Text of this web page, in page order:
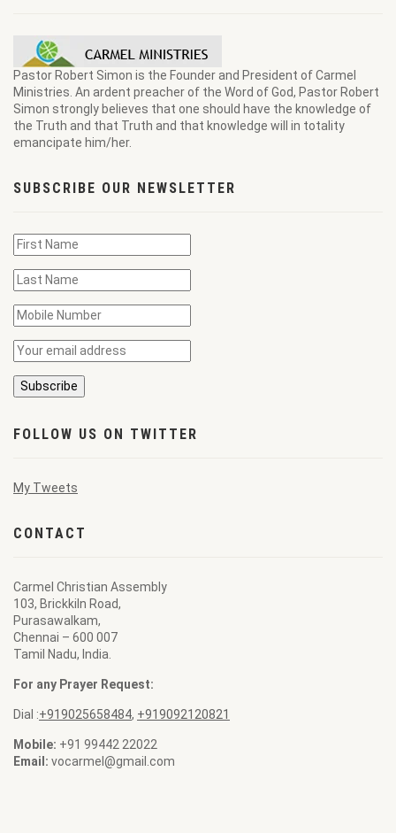
Pastor Robert Simon is the Founder and President of Carmel
Ministries. An ardent preacher of the Word of God, Pastor Robert
Simon strongly believes that one should have the knowledge of
the Truth and that Truth and that knowledge will in totality
emancipate him/her.
SUBSCRIBE OUR NEWSLETTER
FOLLOW US ON TWITTER
My Tweets
CONTACT
Carmel Christian Assembly
103, Brickkiln Road,
Purasawalkam,
Chennai – 600 007
Tamil Nadu, India.
For any Prayer Request:
Dial :+919025658484, +919092120821
Mobile: +91 99442 22022
Email: vocarmel@gmail.com